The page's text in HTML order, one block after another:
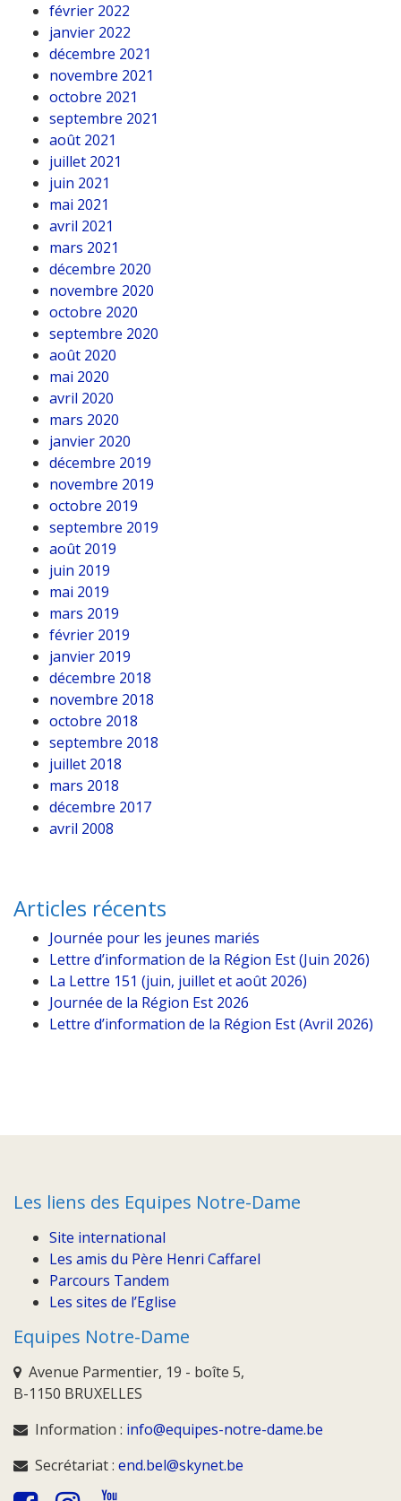
février 2022
janvier 2022
décembre 2021
novembre 2021
octobre 2021
septembre 2021
août 2021
juillet 2021
juin 2021
mai 2021
avril 2021
mars 2021
décembre 2020
novembre 2020
octobre 2020
septembre 2020
août 2020
mai 2020
avril 2020
mars 2020
janvier 2020
décembre 2019
novembre 2019
octobre 2019
septembre 2019
août 2019
juin 2019
mai 2019
mars 2019
février 2019
janvier 2019
décembre 2018
novembre 2018
octobre 2018
septembre 2018
juillet 2018
mars 2018
décembre 2017
avril 2008
Articles récents
Journée pour les jeunes mariés
Lettre d’information de la Région Est (Juin 2026)
La Lettre 151 (juin, juillet et août 2026)
Journée de la Région Est 2026
Lettre d’information de la Région Est (Avril 2026)
Les liens des Equipes Notre-Dame
Site international
Les amis du Père Henri Caffarel
Parcours Tandem
Les sites de l’Eglise
Equipes Notre-Dame
Avenue Parmentier, 19 - boîte 5,
B-1150 BRUXELLES
Information : info@equipes-notre-dame.be
Secrétariat : end.bel@skynet.be